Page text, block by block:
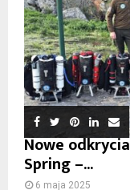
Nowe
Spring –...
6 maja 2025